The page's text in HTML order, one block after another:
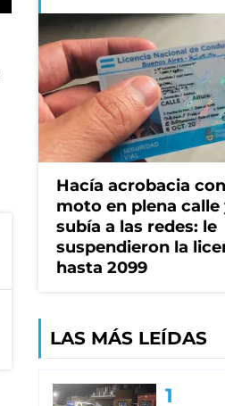
Hacía acrobacia
moto en plena calle
subía a las redes: le
suspendieron la
hasta 2099
LAS MÁS LEÍDAS